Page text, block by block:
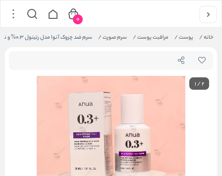
خانه/ پوست/ مراقبت پوست/ سرم صورت/ سرم ضد چروک آنوا مدل رتینول 0.3% و نیاسین حجم 30 میل
0
1/2